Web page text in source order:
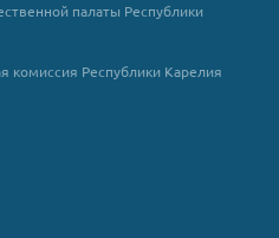
палаты Республики
комиссия Республики Карелия